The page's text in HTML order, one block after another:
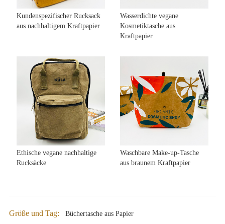
Kundenspezifischer Rucksack
aus nachhaltigem Kraftpapier
Wasserdichte vegane
Kosmetiktasche aus
Kraftpapier
Ethische vegane nachhaltige
Rucksäcke
Waschbare Make-up-Tasche
aus braunem Kraftpapier
Größe und Tag:
Büchertasche aus Papier